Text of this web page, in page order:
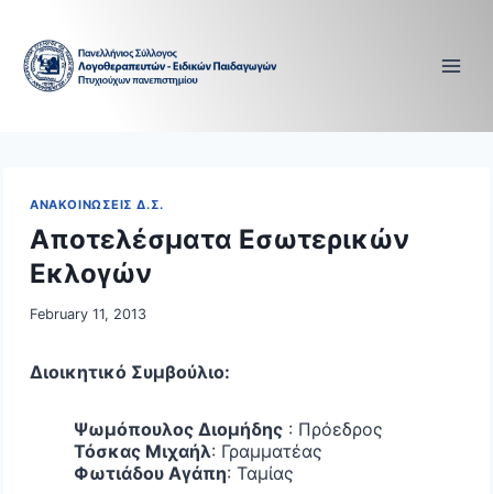
content
ΑΝΑΚΟΙΝΩΣΕΙΣ Δ.Σ.
Αποτελέσματα Εσωτερικών
Εκλογών
February 11, 2013
Διοικητικό Συμβούλιο:
Ψωμόπουλος Διομήδης : Πρόεδρος
Τόσκας Μιχαήλ: Γραμματέας
Φωτιάδου Αγάπη: Ταμίας